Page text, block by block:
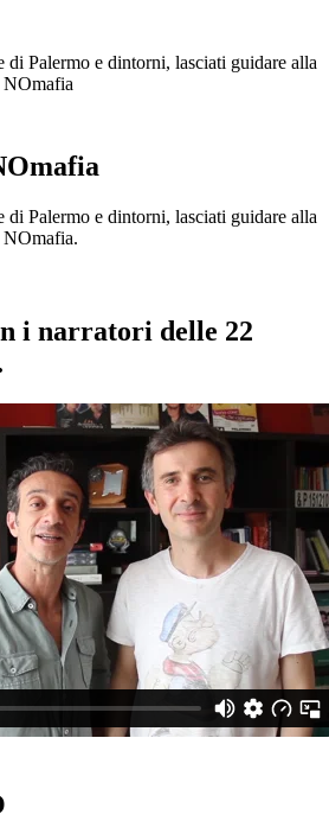
Palermo e dintorni, lasciati guidare alla
NOmafia
Palermo e dintorni, lasciati guidare alla
NOmafia.
i narratori delle 22